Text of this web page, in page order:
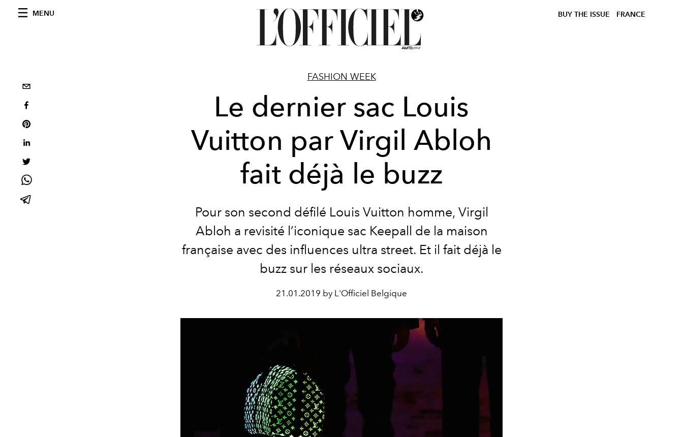
MENU BUY THE ISSUE FRANCE
FASHION WEEK
Le dernier sac Louis
Vuitton par Virgil Abloh
fait déjà le buzz
Pour son second défilé Louis Vuitton homme, Virgil
Abloh a revisité l’iconique sac Keepall de la maison
française avec des influences ultra street. Et il fait déjà le
buzz sur les réseaux sociaux.
21.01.2019 by L'Officiel Belgique